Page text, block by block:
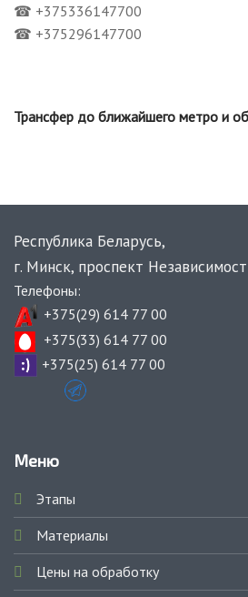
☎ +375336147700
☎ +375296147700
Трансфер до ближайшего метро и
Республика Беларусь,
г. Минск, проспект
Телефоны:
+375(29) 614 77 00
+375(33) 614 77 00
+375(25) 614 77 00
Меню
Этапы
Материалы
Цены на обработку